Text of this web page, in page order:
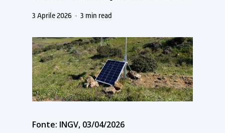
3 Aprile 2026 3 min read
Fonte: INGV, 03/04/2026